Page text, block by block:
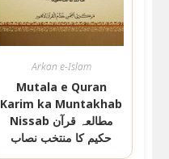
Arkan e-Islam
Mutala e Quran
Karim ka Muntakhab
Nissab مطالعہ قرآن
حکیم کا منتخب نصاب